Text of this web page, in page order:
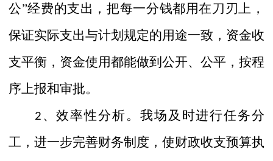
公”经费的支出，把每一分钱都用在刀刃上，
保证实际支出与计划规定的用途一致，资金收
支平衡，资金使用都能做到公开、公平，按程
序上报和审批。
2 、效率性分析。我场及时进行任务分
工，进一步完善财务制度，使财政收支预算执